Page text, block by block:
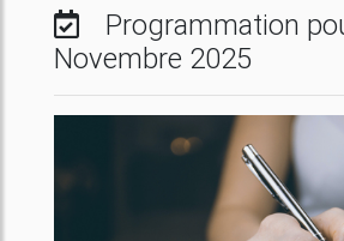
Programmation
Novembre 2025